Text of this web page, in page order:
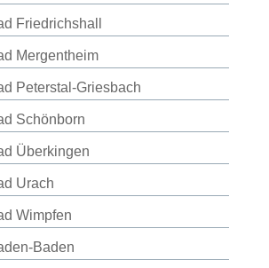
Friedrichshall
Mergentheim
Peterstal-Griesbach
Schönborn
Überkingen
Urach
Wimpfen
Baden